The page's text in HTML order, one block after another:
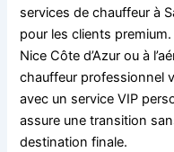
services de chauffeur à
pour les clients
Nice Côte d’Azur ou à
chauffeur professionnel
avec un service VIP
assure une transition
destination finale.